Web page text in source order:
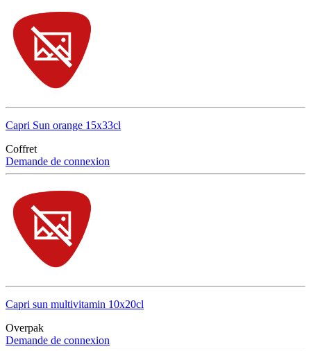
Capri Sun orange 15x33cl
Coffret
Demande de connexion
Capri sun multivitamin 10x20cl
Overpak
Demande de connexion